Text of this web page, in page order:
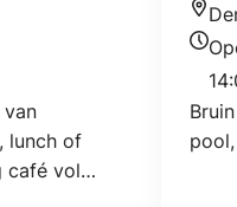
van
lunch of
café vol